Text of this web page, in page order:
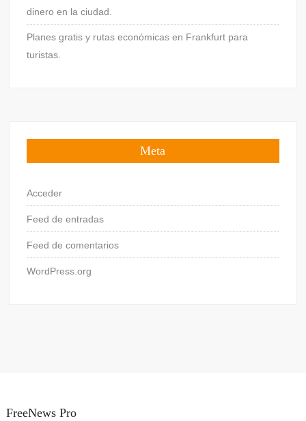
dinero en la ciudad.
Planes gratis y rutas económicas en Frankfurt para
turistas.
Meta
Acceder
Feed de entradas
Feed de comentarios
WordPress.org
FreeNews Pro